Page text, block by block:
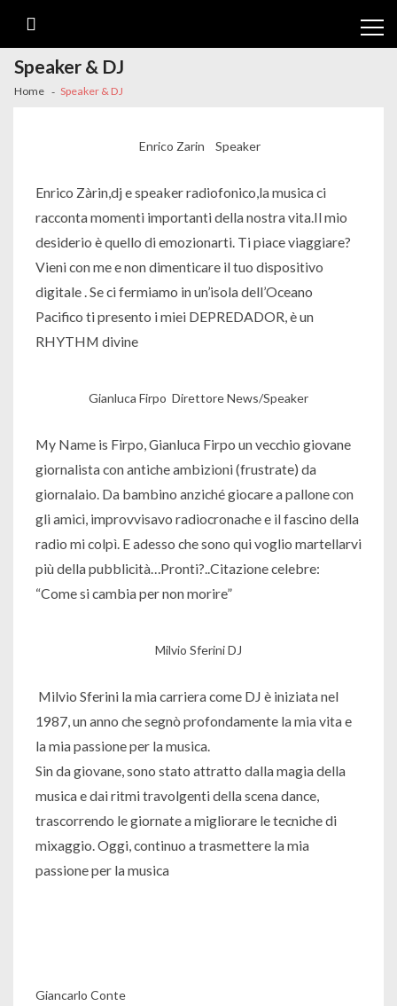
Speaker & DJ
Home Speaker & DJ
Enrico Zarin Speaker
Enrico Zàrin,dj e speaker radiofonico,la musica ci
racconta momenti importanti della nostra vita.Il mio
desiderio è quello di emozionarti. Ti piace viaggiare?
Vieni con me e non dimenticare il tuo dispositivo
digitale . Se ci fermiamo in un’isola dell’Oceano
Pacifico ti presento i miei DEPREDADOR, è un
RHYTHM divine
Gianluca Firpo Direttore News/Speaker
My Name is Firpo, Gianluca Firpo un vecchio giovane
giornalista con antiche ambizioni (frustrate) da
giornalaio. Da bambino anziché giocare a pallone con
gli amici, improvvisavo radiocronache e il fascino della
radio mi colpì. E adesso che sono qui voglio martellarvi
più della pubblicità…Pronti?..Citazione celebre:
“Come si cambia per non morire”
Milvio Sferini DJ
Milvio Sferini la mia carriera come DJ è iniziata nel
1987, un anno che segnò profondamente la mia vita e
la mia passione per la musica.
Sin da giovane, sono stato attratto dalla magia della
musica e dai ritmi travolgenti della scena dance,
trascorrendo le giornate a migliorare le tecniche di
mixaggio. Oggi, continuo a trasmettere la mia
passione per la musica
Giancarlo Conte